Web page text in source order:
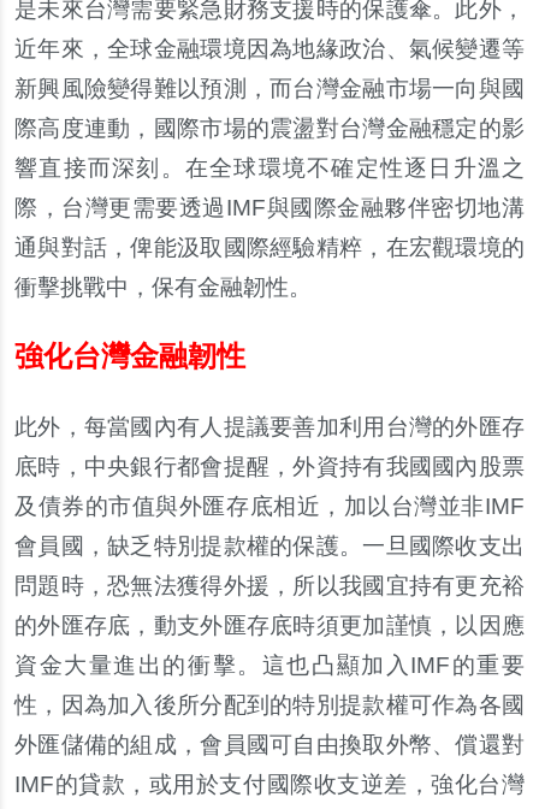
是未來台灣需要緊急財務支援時的保護傘。此外，
近年來，全球金融環境因為地緣政治、氣候變遷等
新興風險變得難以預測，而台灣金融市場一向與國
際高度連動，國際市場的震盪對台灣金融穩定的影
響直接而深刻。在全球環境不確定性逐日升溫 之
際，台灣更需要透過IMF與國際金融夥伴密切地溝
通與對話，俾能汲取國際經驗精粹，在宏觀環境的
衝擊挑戰中，保有金融韌性。
強化台灣金融韌性
此外， 每當國內有人提議要善加利用台灣的外匯存
底時，中央銀行都會提醒，外資持有我國國內 股票
及債券的市值與外匯存底相近，加以台灣並非IMF
會員國，缺乏特別提款權的保護。一旦國際收支出
問題時，恐無法獲得外援，所以我國宜持有更充裕
的外匯存底，動支外匯存底時須更加謹慎，以因應
資金大量進出的衝擊。這也凸顯加入 IMF的重要
性，因為加入後所分配到的特別提款權可作為各國
外匯儲備的組成，會員國可自由換取外幣、償還對
IMF的貸款，或用於支付國際收支逆差，強化台灣